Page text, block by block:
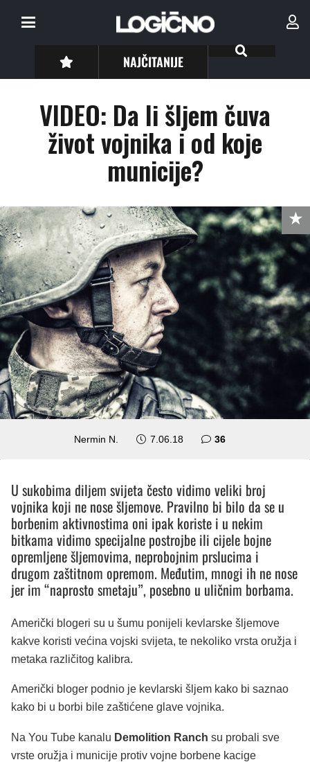
NAJČITANIJE
VIDEO: Da li šljem čuva
život vojnika i od koje
municije?
Nermin N. 7.06.18 36komentara
U sukobima diljem svijeta često vidimo veliki broj
vojnika koji ne nose šljemove. Pravilno bi bilo da se u
borbenim aktivnostima oni ipak koriste i u nekim
bitkama vidimo specijalne postrojbe ili cijele bojne
opremljene šljemovima, neprobojnim prslucima i
drugom zaštitnom opremom. Međutim, mnogi ih ne nose
jer im “naprosto smetaju”, posebno u uličnim borbama.
Američki blogeri su u šumu ponijeli kevlarske šljemove
kakve koristi većina vojski svijeta, te nekoliko vrsta oružja i
metaka različitog kalibra.
Američki bloger podnio je kevlarski šljem kako bi saznao
kako bi u borbi bile zaštićene glave vojnika.
Na You Tube kanalu Demolition Ranch su probali sve
vrste oružja i municije protiv vojne borbene kacige